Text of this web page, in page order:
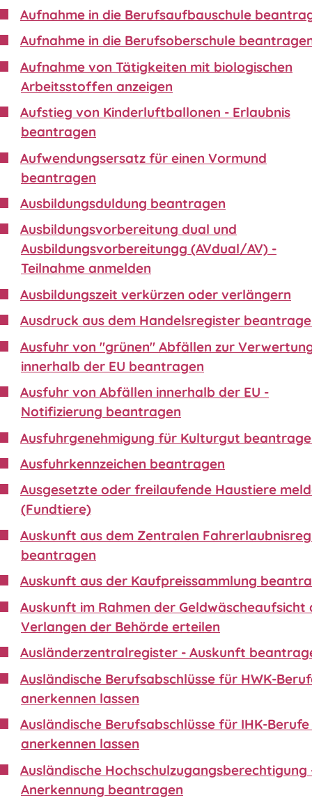
Aufnahme in die Berufsaufbauschule
Aufnahme in die Berufsoberschule
Aufnahme von Tätigkeiten mit biologischen
Arbeitsstoffen anzeigen
Aufstieg von Kinderluftballonen - Erlaubnis
beantragen
Aufwendungsersatz für einen Vormund
beantragen
Ausbildungsduldung beantragen
Ausbildungsvorbereitung dual und
Ausbildungsvorbereitungg (AVdual/AV) -
Teilnahme anmelden
Ausbildungszeit verkürzen oder verlängern
Ausdruck aus dem Handelsregister
Ausfuhr von "grünen" Abfällen zur
innerhalb der EU beantragen
Ausfuhr von Abfällen innerhalb der EU -
Notifizierung beantragen
Ausfuhrgenehmigung für Kulturgut
Ausfuhrkennzeichen beantragen
Ausgesetzte oder freilaufende Haustiere
(Fundtiere)
Auskunft aus dem Zentralen
beantragen
Auskunft aus der Kaufpreissammlung
Auskunft im Rahmen der Geldwäscheaufsicht
Verlangen der Behörde erteilen
Ausländerzentralregister - Auskunft
Ausländische Berufsabschlüsse für HWK-
anerkennen lassen
Ausländische Berufsabschlüsse für IHK-Berufe
anerkennen lassen
Ausländische Hochschulzugangsberechtigung
Anerkennung beantragen